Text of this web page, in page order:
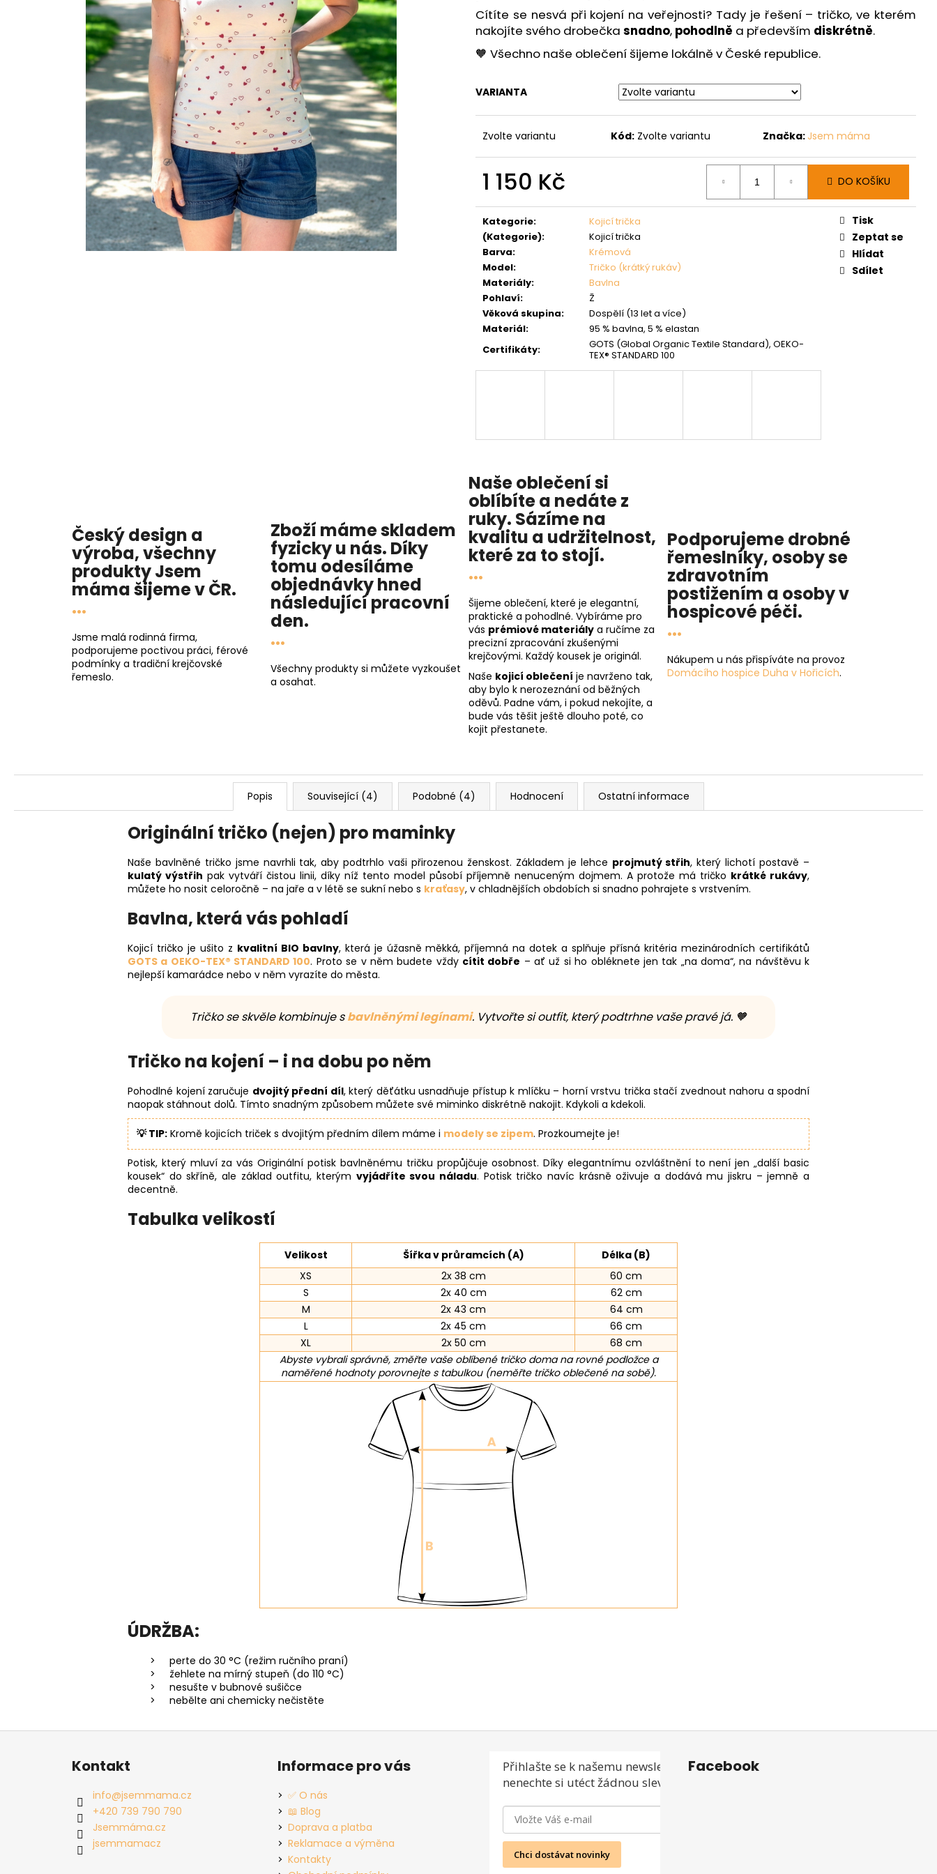
Cítíte se nesvá při kojení na veřejnosti? Tady je řešení – tričko, ve kterém
nakojíte svého drobečka snadno, pohodlně a především diskrétně.
🧡 Všechno naše oblečení šijeme lokálně v České republice.
VARIANTA
Zvolte variantu Kód: Zvolte variantu Značka: Jsem máma
1 150 Kč
cena:
DO KOŠÍKU
Kategorie:
Kojicí trička
(Kategorie):
Kojicí trička
Barva:
Krémová
Model:
Tričko (krátký rukáv)
Materiály:
Bavlna
Pohlaví:
Ž
Věková skupina:
Dospělí (13 let a více)
Materiál:
95 % bavlna, 5 % elastan
Certifikáty:
GOTS (Global Organic Textile Standard), OEKO-
TEX® STANDARD 100
Tisk
Zeptat se
Hlídat
Sdílet
Český design a
výroba, všechny
produktyJsem
mámašijeme v ČR.
...
Jsme malá rodinná firma,
podporujeme poctivou práci, férové
podmínky a tradiční krejčovské
řemeslo.
Zboží máme skladem
fyzicky u nás. Díky
tomu odesíláme
objednávky hned
následující pracovní
den.
...
Všechny produkty si můžete vyzkoušet
a osahat.
Naše oblečení si
oblíbíte a nedáte z
ruky. Sázíme na
kvalitu a udržitelnost,
které za to stojí.
...
Šijeme oblečení, které je elegantní,
praktické a pohodlné. Vybíráme pro
vás prémiové materiály a ručíme za
precizní zpracování zkušenými
krejčovými. Každý kousek je originál.
Naše kojicí oblečení je navrženo tak,
aby bylo k nerozeznání od běžných
oděvů. Padne vám, i pokud nekojíte, a
bude vás těšit ještě dlouho poté, co
kojit přestanete.
Podporujeme drobné
řemeslníky, osoby se
zdravotním
postižením a osoby v
hospicové péči.
...
Nákupem u nás přispíváte na provoz
Domácího hospice Duha v Hořicích.
Popis Související (4) Podobné (4) Hodnocení Ostatní informace
Originální tričko (nejen) pro maminky
Naše bavlněné tričko jsme navrhli tak, aby podtrhlo vaši přirozenou ženskost. Základem je lehce projmutý střih, který lichotí postavě –
kulatý výstřih pak vytváří čistou linii, díky níž tento model působí příjemně nenuceným dojmem. A protože má tričko krátké rukávy,
můžete ho nosit celoročně – na jaře a v létě se sukní nebo s kraťasy, v chladnějších obdobích si snadno pohrajete s vrstvením.
Bavlna, která vás pohladí
Kojicí tričko je ušito z kvalitní BIO bavlny, která je úžasně měkká, příjemná na dotek a splňuje přísná kritéria mezinárodních certifikátů
GOTS a OEKO-TEX® STANDARD 100. Proto se v něm budete vždy cítit dobře – ať už si ho obléknete jen tak „na doma“, na návštěvu k
nejlepší kamarádce nebo v něm vyrazíte do města.
Tričko se skvěle kombinuje sbavlněnými legínami. Vytvořte si outfit, který podtrhne vaše pravé já. 🧡
Tričko na kojení – i na dobu po něm
Pohodlné kojení zaručuje dvojitý přední díl, který děťátku usnadňuje přístup k mlíčku – horní vrstvu trička stačí zvednout nahoru a spodní
naopak stáhnout dolů. Tímto snadným způsobem můžete své miminko diskrétně nakojit. Kdykoli a kdekoli.
💡 TIP: Kromě kojicích triček s dvojitým předním dílem máme i modely se zipem. Prozkoumejte je!
Potisk, který mluví za vás Originální potisk bavlněnému tričku propůjčuje osobnost. Díky elegantnímu ozvláštnění to není jen „další basic
kousek“ do skříně, ale základ outfitu, kterým vyjádříte svou náladu. Potisk tričko navíc krásně oživuje a dodává mu jiskru – jemně a
decentně.
Tabulka velikostí
Velikost Šířka v průramcích (A)
Délka (B)
XS
2x 38 cm
60 cm
S
2x 40 cm
62 cm
M
2x 43 cm
64 cm
L
2x 45 cm
66 cm
XL
2x 50 cm
68 cm
Abyste vybrali správně, změřte vaše oblíbené tričko doma na rovné podložce a
naměřené hodnoty porovnejte s tabulkou (neměřte tričko oblečené na sobě).
ÚDRŽBA:
perte do 30 °C (režim ručního praní)
žehlete na mírný stupeň (do 110 °C)
nesušte v bubnové sušičce
nebělte ani chemicky nečistěte
Z
Kontakt
info@jsemmama.cz
+420 739 790 790
Jsemmáma.cz
jsemmamacz
Informace pro vás
✅ O nás
📖 Blog
Doprava a platba
Reklamace a výměna
Kontakty
Přihlašte se k našemu newsletteru a
nenechte si utéct žádnou slevu ani akci!
Chci dostávat novinky
Facebook